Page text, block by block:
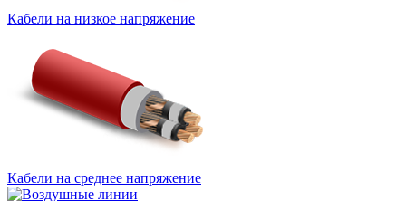
Кабели на низкое напряжение
Кабели на среднее напряжение